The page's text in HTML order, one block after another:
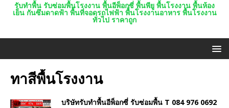
รับทำพื้น รับซ่อมพื้นโรงงาน พื้นอีพ็อกซี่ พื้นพียู พื้นโรงงาน พื้นห้อง
เย็น กันซึมดาดฟ้า พื้นที่จอดรถไฟฟ้า พื้นโรงงานอาหาร พื้นโรงงาน
ทั่วไป ราคาถูก
ทาสีพื้นโรงงาน
บริษัทรับทำพื้นอีพ็อกซี่ รับซ่อมพื้น T 084 976 0692